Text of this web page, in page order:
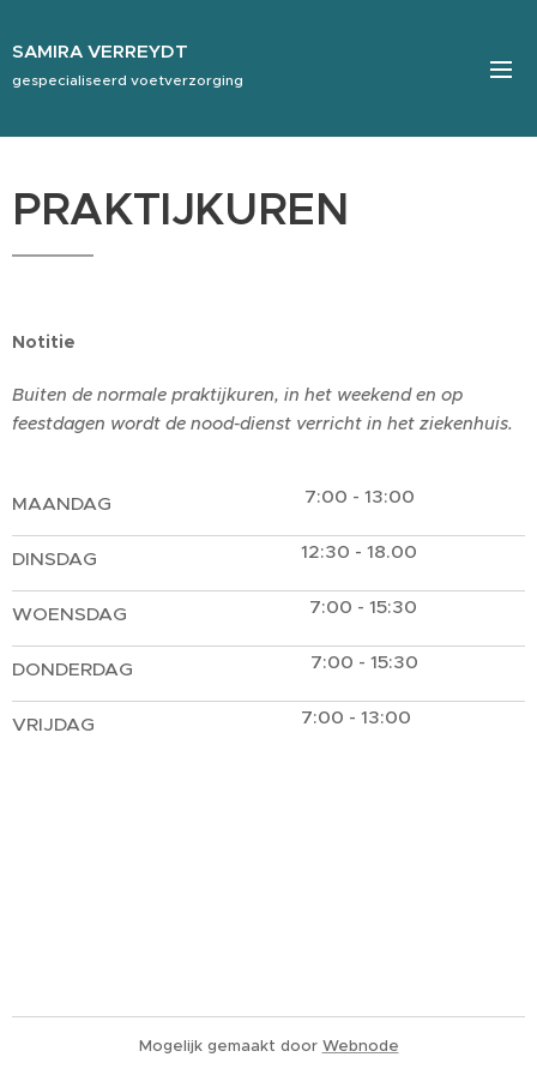
SAMIRA VERREYDT
gespecialiseerd voetverzorging
PRAKTIJKUREN
Notitie
Buiten de normale praktijkuren, in het weekend en op
feestdagen wordt de nood-dienst verricht in het ziekenhuis.
MAANDAG 7:00 - 13:00
DINSDAG 12:30 - 18.00
WOENSDAG 7:00 - 15:30
DONDERDAG 7:00 - 15:30
VRIJDAG 7:00 - 13:00
Mogelijk gemaakt door Webnode